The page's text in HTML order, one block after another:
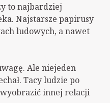
to najbardziej
Najstarsze papirusy
ludowych, a nawet
Ale niejeden
Tacy ludzie po
innej relacji